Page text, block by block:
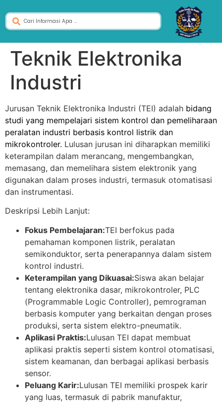
Teknik Elektronika
Industri
Jurusan Teknik Elektronika Industri (TEI) adalah bidang
studi yang mempelajari sistem kontrol dan pemeliharaan
peralatan industri berbasis kontrol listrik dan
mikrokontroler. Lulusan jurusan ini diharapkan memiliki
keterampilan dalam merancang, mengembangkan,
memasang, dan memelihara sistem elektronik yang
digunakan dalam proses industri, termasuk otomatisasi
dan instrumentasi.
Deskripsi Lebih Lanjut:
Fokus Pembelajaran:TEI berfokus pada
pemahaman komponen listrik, peralatan
semikonduktor, serta penerapannya dalam sistem
kontrol industri.
Keterampilan yang Dikuasai:Siswa akan belajar
tentang elektronika dasar, mikrokontroler, PLC
(Programmable Logic Controller), pemrograman
berbasis komputer yang berkaitan dengan proses
produksi, serta sistem elektro-pneumatik.
Aplikasi Praktis:Lulusan TEI dapat membuat
aplikasi praktis seperti sistem kontrol otomatisasi,
sistem keamanan, dan berbagai aplikasi berbasis
sensor.
Peluang Karir:Lulusan TEI memiliki prospek karir
yang luas, termasuk di pabrik manufaktur,